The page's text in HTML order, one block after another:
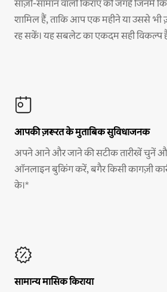
साज़ो-सामान वाली किराए की जगहें जिनमें
शामिल हैं, ताकि आप एक महीने या उससे
रह सकें। यह सबलेट का एकदम सही विकल्प
आपकी ज़रूरत के मुताबिक सुविधाजनक
अपने आने और जाने की सटीक तारीखें चुनें
ऑनलाइन बुकिंग करें, बगैर किसी कागज़ी
के।*
सामान्य मासिक किराया